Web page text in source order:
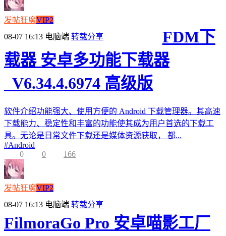
发帖狂魔VIP2
08-07 16:13 电脑端 转载分享
FDM下
载器 安卓多功能下载器
_V6.34.4.6974 高级版
软件介绍功能强大、使用方便的 Android 下载管理器。其高速
下载能力、稳定性和丰富的功能使其成为用户首选的下载工
具。无论是日常文件下载还是媒体资源获取， 都...
#Android
0
0 166
发帖狂魔VIP2
08-07 16:13 电脑端 转载分享
FilmoraGo Pro 安卓喵影工厂